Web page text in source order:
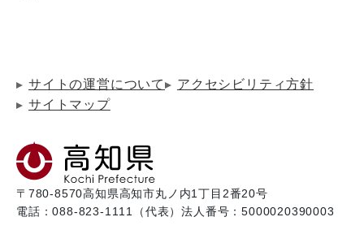
サイトの運営について
アクセシビリティ方針
サイトマップ
〒780-8570高知県高知市丸ノ内1丁目2番20号
電話：088-823-1111（代表）法人番号：5000020390003